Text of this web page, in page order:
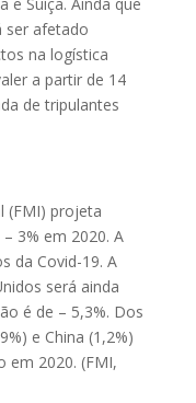
ser afetado
na logística
a partir de 14
de tripulantes
(FMI) projeta
3% em 2020. A
da Covid-19. A
será ainda
é de – 5,3%. Dos
e China (1,2%)
em 2020. (FMI,